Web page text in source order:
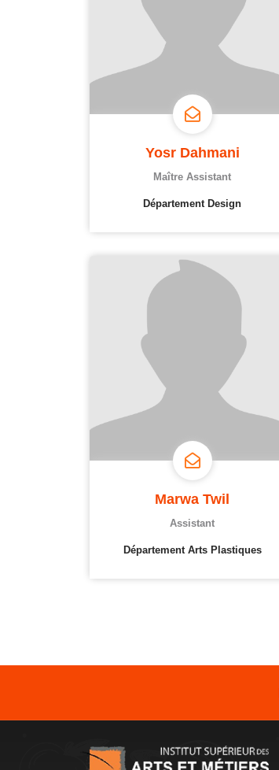
Yosr Dahmani
Maître Assistant
Département Design
Marwa Twil
Assistant
Département Arts Plastiques